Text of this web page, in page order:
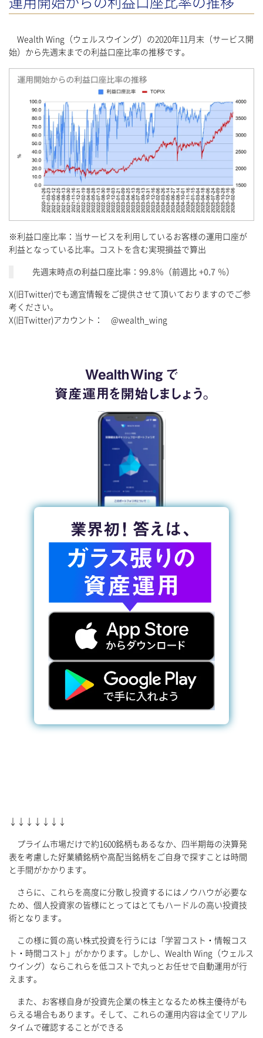
Wealth Wing（ウェルスウイング）の2020年11月末（サービス開
始）から先週末までの利益口座比率の推移です。
※利益口座比率：当サービスを利用しているお客様の運用口座が
利益となっている比率。コストを含む実現損益で算出
先週末時点の利益口座比率：99.8％（前週比 +0.7 ％）
X(旧Twitter)でも適宜情報をご提供させて頂いておりますのでご参
考ください。
X(旧Twitter)アカウント： @wealth_wing
↓↓↓↓↓↓↓
プライム市場だけで約1600銘柄もあるなか、四半期毎の決算発
表を考慮した好業績銘柄や高配当銘柄をご自身で探すことは時間
と手間がかかります。
さらに、これらを高度に分散し投資するにはノウハウが必要な
ため、個人投資家の皆様にとってはとてもハードルの高い投資技
術となります。
この様に質の高い株式投資を行うには「学習コスト・情報コス
ト・時間コスト」がかかります。しかし、Wealth Wing（ウェルス
ウイング）ならこれらを低コストで丸っとお任せで自動運用が行
えます。
また、お客様自身が投資先企業の株主となるため株主優待がも
らえる場合もあります。そして、これらの運用内容は全てリアル
タイムで確認することができる